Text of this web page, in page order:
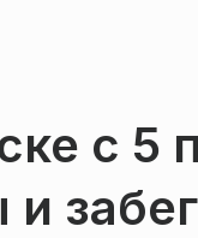
с 5
забег